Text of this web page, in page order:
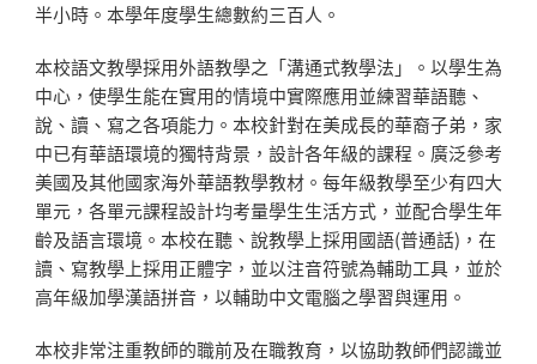
半小時。本學年度學生總數約三百人。
本校語文教學採用外語教學之「溝通式教學法」。以學生為
中心，使學生能在實用的情境中實際應用並練習華語聽、
說、讀、寫之各項能力。本校針對在美成長的華裔子弟，家
中已有華語環境的獨特背景，設計各年級的課程。廣泛參考
美國及其他國家海外華語教學教材。每年級教學至少有四大
單元，各單元課程設計均考量學生生活方式，並配合學生年
齡及語言環境。本校在聽、說教學上採用國語(普通話)，在
讀、寫教學上採用正體字，並以注音符號為輔助工具，並於
高年級加學漢語拼音，以輔助中文電腦之學習與運用。
本校非常注重教師的職前及在職教育，以協助教師們認識並